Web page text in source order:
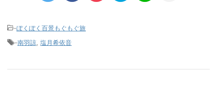
-ぽくぽく百景もぐもぐ旅
-南羽諒 塩月希依音